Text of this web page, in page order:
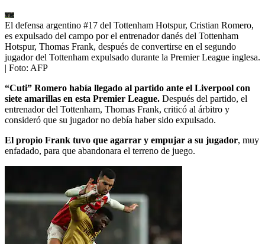
El defensa argentino #17 del Tottenham Hotspur, Cristian Romero,
es expulsado del campo por el entrenador danés del Tottenham
Hotspur, Thomas Frank, después de convertirse en el segundo
jugador del Tottenham expulsado durante la Premier League inglesa.
| Foto: AFP
“Cuti” Romero había llegado al partido ante el Liverpool con
siete amarillas en esta Premier League. Después del partido, el
entrenador del Tottenham, Thomas Frank, criticó al árbitro y
consideró que su jugador no debía haber sido expulsado.
El propio Frank tuvo que agarrar y empujar a su jugador, muy
enfadado, para que abandonara el terreno de juego.